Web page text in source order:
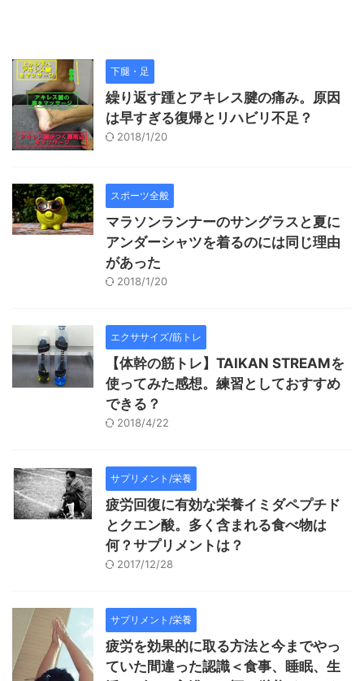
下腿・足
繰り返す踵とアキレス腱の痛み。原因
は早すぎる復帰とリハビリ不足？
2018/1/20
スポーツ全般
マラソンランナーのサングラスと夏に
アンダーシャツを着るのには同じ理由
があった
2018/1/20
エクササイズ/筋トレ
【体幹の筋トレ】TAIKAN STREAMを
使ってみた感想。練習としておすすめ
できる？
2018/4/22
サプリメント/栄養
疲労回復に有効な栄養イミダペプチド
とクエン酸。多く含まれる食べ物は
何？サプリメントは？
2017/12/28
サプリメント/栄養
疲労を効果的に取る方法と今までやっ
ていた間違った認識＜食事、睡眠、生